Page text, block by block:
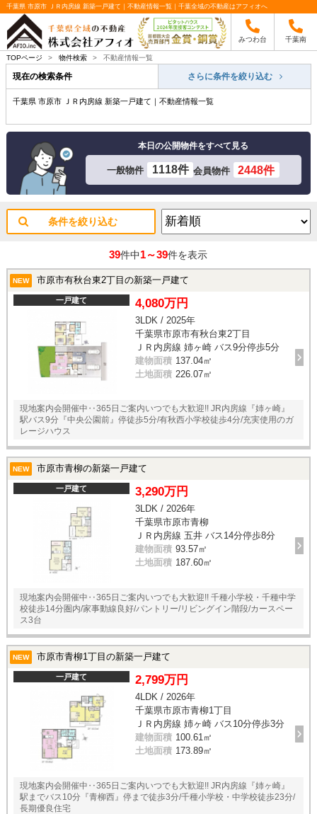
千葉県 市原市 ＪＲ内房線 新築一戸建て｜不動産情報一覧｜千葉全域の不動産はアフィオへ
みつわ台 千葉南
TOPページ > 物件検索 > 不動産情報一覧
現在の検索条件 さらに条件を絞り込む
千葉県 市原市 ＪＲ内房線 新築一戸建て｜不動産情報一覧
本日の公開物件をすべて見る
一般物件 1118件 会員物件 2448件
条件を絞り込む
39件中1～39件を表示
NEW 市原市有秋台東2丁目の新築一戸建て
一戸建て 4,080万円
3LDK / 2025年
千葉県市原市有秋台東2丁目
ＪＲ内房線 姉ヶ崎 バス9分停歩5分
建物面積 137.04㎡
土地面積 226.07㎡
現地案内会開催中‥365日ご案内いつでも大歓迎!! JR内房線『姉ヶ崎』
駅バス9分『中央公園前』停徒歩5分/有秋西小学校徒歩4分/充実使用のガ
レージハウス
NEW 市原市青柳の新築一戸建て
一戸建て 3,290万円
3LDK / 2026年
千葉県市原市青柳
ＪＲ内房線 五井 バス14分停歩8分
建物面積 93.57㎡
土地面積 187.60㎡
現地案内会開催中‥365日ご案内いつでも大歓迎!! 千種小学校・千種中学
校徒歩14分圏内/家事動線良好/パントリー/リビングイン階段/カースペー
ス3台
NEW 市原市青柳1丁目の新築一戸建て
一戸建て 2,799万円
4LDK / 2026年
千葉県市原市青柳1丁目
ＪＲ内房線 姉ヶ崎 バス10分停歩3分
建物面積 100.61㎡
土地面積 173.89㎡
現地案内会開催中‥365日ご案内いつでも大歓迎!! JR内房線『姉ヶ崎』
駅までバス10分『青柳西』停まで徒歩3分/千種小学校・中学校徒歩23分/
長期優良住宅